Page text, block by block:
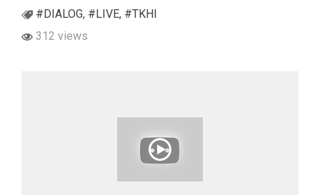
#DIALOG, #LIVE, #TKHI
312 views